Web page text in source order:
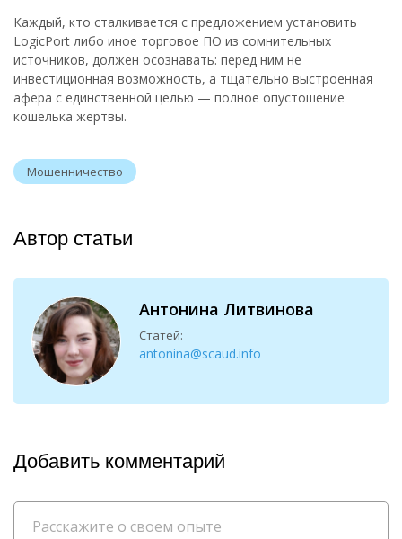
Каждый, кто сталкивается с предложением установить
LogicPort либо иное торговое ПО из сомнительных
источников, должен осознавать: перед ним не
инвестиционная возможность, а тщательно выстроенная
афера с единственной целью — полное опустошение
кошелька жертвы.
Мошенничество
Автор статьи
Антонина Литвинова
Статей:
antonina@scaud.info
Добавить комментарий